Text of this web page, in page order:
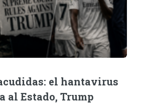
el hantavirus
al Estado, Trump